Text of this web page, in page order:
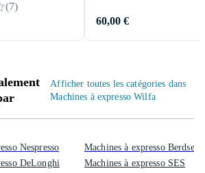
(7)
60,00 €
Afficher toutes les catégories dans
Machines à expresso Wilfa
Nespresso
DeLonghi
Machines à expresso Berdsen
Machines à expresso SES